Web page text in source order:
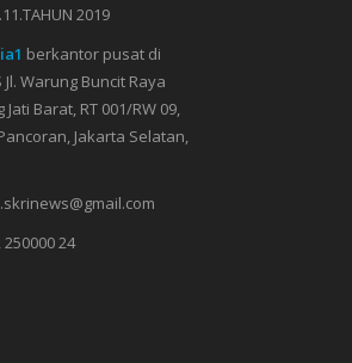
2019
berkantor pusat di
Jl. Warung Buncit Raya
Jati Barat, RT 001/RW 09,
Jakarta Selatan,
24